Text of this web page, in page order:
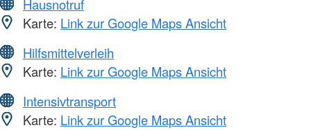
Hausnotruf
Karte: Link zur Google Maps Ansicht
Hilfsmittelverleih
Karte: Link zur Google Maps Ansicht
Intensivtransport
Karte: Link zur Google Maps Ansicht